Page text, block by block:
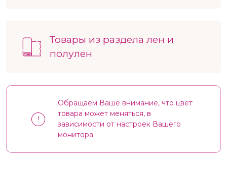
Товары из раздела лен и
полулен
Обращаем Ваше внимание, что цвет
товара может меняться, в
зависимости от настроек Вашего
монитора